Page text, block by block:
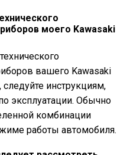
моего Kawasaki
вашего Kawasaki
инструкциям,
эксплуатации. Обычно
комбинации
работы автомобиля.